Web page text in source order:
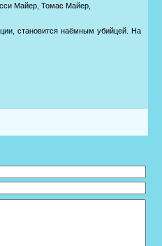
Майер, Томас Майер,
становится наёмным убийцей. На